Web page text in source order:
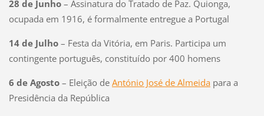
28 de Junho – Assinatura do Tratado de Paz. Quionga,
ocupada em 1916, é formalmente entregue a Portugal
14 de Julho – Festa da Vitória, em Paris. Participa um
contingente português, constituído por 400 homens
6 de Agosto – Eleição de António José de Almeidapara a
Presidência da República